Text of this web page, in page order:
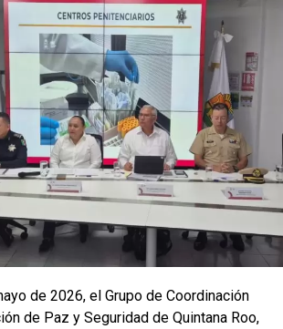
del C5 y el despliegue
permitieron la recuperación de105
con reportes de robo o probables
Además, se realizaron
24 mil 622
a personas y unidades
la vigilancia en zonas estratégicas
de 2026, el Grupo de Coordinación
de Paz y Seguridad de Quintana Roo,